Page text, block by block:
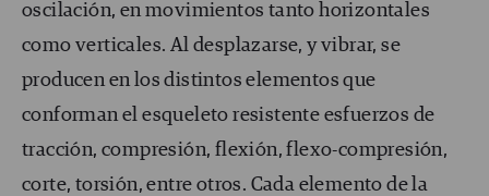
oscilación, en movimientos tanto horizontales
como verticales. Al desplazarse, y vibrar, se
producen en los distintos elementos que
conforman el esqueleto resistente esfuerzos de
tracción, compresión, flexión, flexo-compresión,
corte, torsión, entre otros. Cada elemento de la